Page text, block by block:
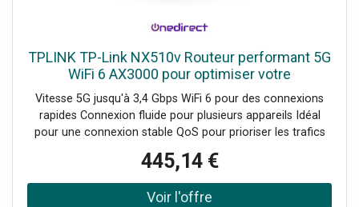
TPLINK TP-Link NX510v Routeur performant 5G
WiFi 6 AX3000 pour optimiser votre
connectivité
Vitesse 5G jusqu'à 3,4 Gbps WiFi 6 pour des connexions
rapides Connexion fluide pour plusieurs appareils Idéal
pour une connexion stable QoS pour prioriser les trafics
Sécurité renforcée des données Gestion via le contrôleur
Omada cloud
445,14 €